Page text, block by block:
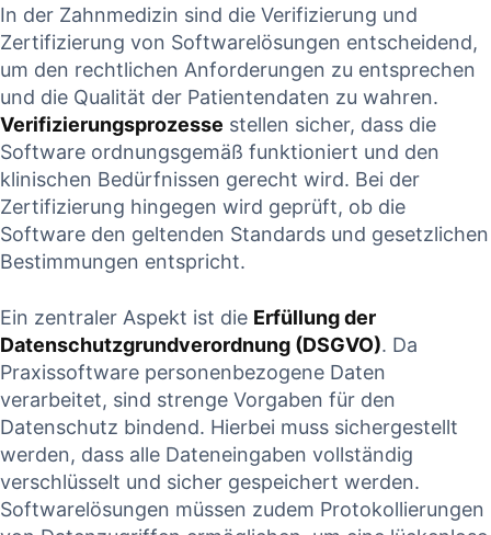
In der Zahnmedizin sind die Verifizierung und
Zertifizierung von Softwarelösungen entscheidend,
um den‌ rechtlichen Anforderungen zu ⁣entsprechen
⁣und die Qualität der Patientendaten zu wahren.
Verifizierungsprozesse stellen ​sicher, dass die
Software ordnungsgemäß⁤ funktioniert und den
klinischen Bedürfnissen gerecht wird. Bei der
Zertifizierung⁤ hingegen wird geprüft, ob die
Software den geltenden Standards und gesetzlichen
Bestimmungen ‍entspricht.
Ein zentraler ⁢Aspekt ist die Erfüllung ‌der
Datenschutzgrundverordnung (DSGVO). Da⁣
Praxissoftware personenbezogene Daten⁣
verarbeitet,‍ sind strenge Vorgaben ⁤für ‌den ​
Datenschutz⁤ bindend. Hierbei ⁤muss sichergestellt‍
werden,​ dass alle Dateneingaben vollständig
verschlüsselt und sicher gespeichert ‌werden.
Softwarelösungen müssen zudem Protokollierungen